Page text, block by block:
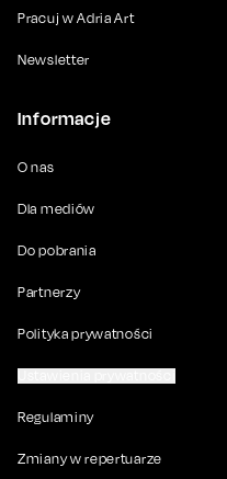
Pracuj w Adria Art
Newsletter
Informacje
O nas
Dla mediów
Do pobrania
Partnerzy
Polityka prywatności
Regulaminy
Zmiany w repertuarze